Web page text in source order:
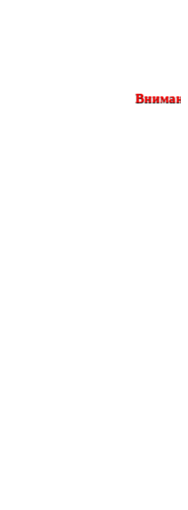
Внимание! Минимальная